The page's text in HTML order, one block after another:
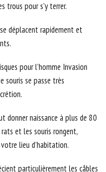
trous pour s’y terrer.
déplacent rapidement et
pour l’homme Invasion
souris se passe très
donner naissance à plus de 80
et les souris rongent,
lieu d’habitation.
particulièrement les câbles